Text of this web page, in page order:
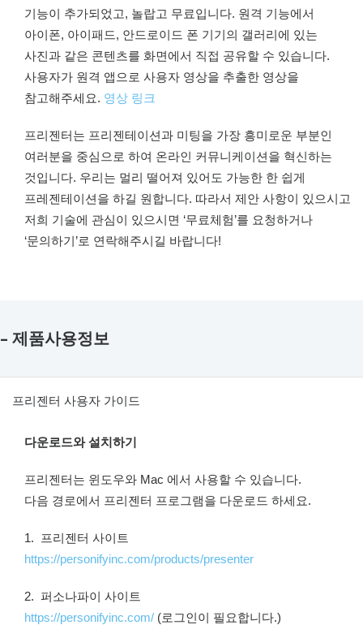
기능이 추가되었고, 놀랍고 무료입니다. 원격 기능에서
아이폰, 아이패드, 안드로이드 폰 기기의 갤러리에 있는
사진과 같은 콘텐츠를 화면에서 직접 공유할 수 있습니다.
사용자가 원격 앱으로 사용자 영상을 추출한 영상을
참고해주세요. 영상 링크
프리젠터는 프리젠테이션과 미팅을 가장 흥미로운 부분인
여러분을 중심으로 하여 온라인 커뮤니케이션을 혁신하는
것입니다. 우리는 멀리 떨어져 있어도 가능한 한 쉽게
프레젠테이션을 하길 원합니다. 따라서 제안 사항이 있으시고
저희 기술에 관심이 있으시면 ‘무료체험’를 요청하거나
‘문의하기’로 연락해주시길 바랍니다!
– 제품사용정보
프리젠터 사용자 가이드
다운로드와 설치하기
프리젠터는 윈도우와 Mac 에서 사용할 수 있습니다.
다음 경로에서 프리젠터 프로그램을 다운로드 하세요.
1. 프리젠터 사이트
https://personifyinc.com/products/presenter
2. 퍼소나파이 사이트
https://personifyinc.com/ (로그인이 필요합니다.)